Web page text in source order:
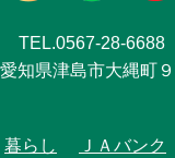
TEL.0567-28-6688
知県津島市大縄町
暮らし ＪＡバンク